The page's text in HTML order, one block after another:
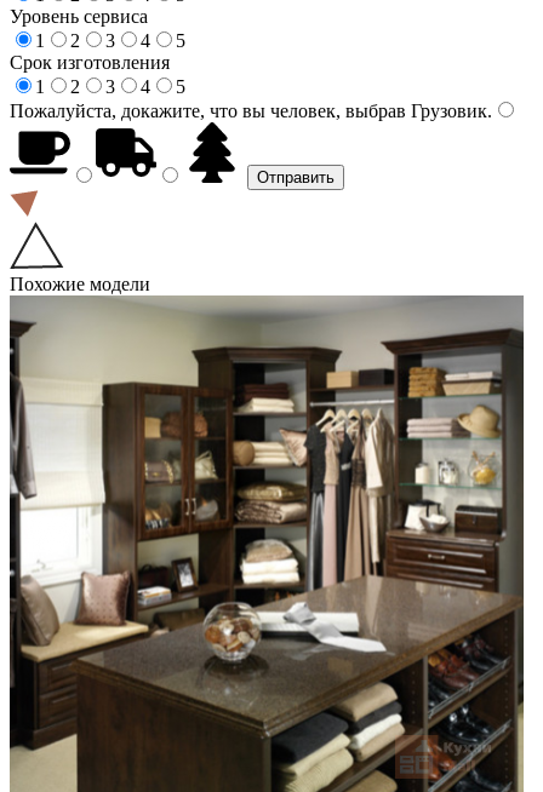
Уровень сервиса
1
2 3 4
5
Срок изготовления
1
2 3 4
5
Пожалуйста, докажите, что вы человек, выбрав Грузовик.
Похожие модели